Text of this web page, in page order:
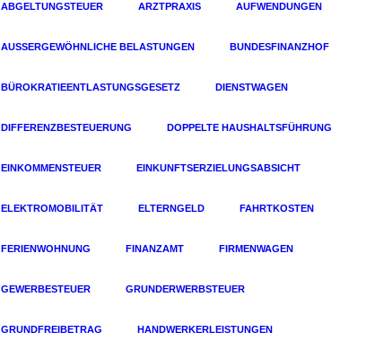
ABGELTUNGSTEUER ARZTPRAXIS AUFWENDUNGEN
AUSSERGEWÖHNLICHE BELASTUNGEN BUNDESFINANZHOF
BÜROKRATIEENTLASTUNGSGESETZ DIENSTWAGEN
DIFFERENZBESTEUERUNG DOPPELTE HAUSHALTSFÜHRUNG
EINKOMMENSTEUER EINKUNFTSERZIELUNGSABSICHT
ELEKTROMOBILITÄT ELTERNGELD FAHRTKOSTEN
FERIENWOHNUNG FINANZAMT FIRMENWAGEN
GEWERBESTEUER GRUNDERWERBSTEUER
GRUNDFREIBETRAG HANDWERKERLEISTUNGEN